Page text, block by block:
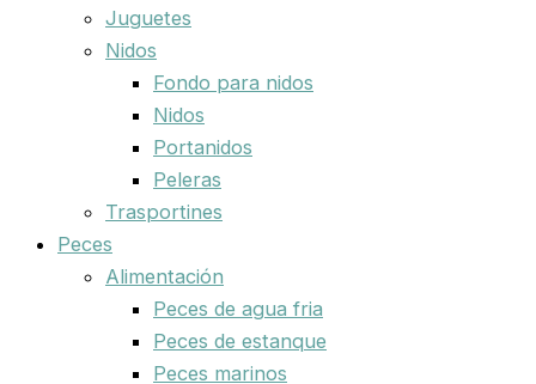
Juguetes
Nidos
Fondo para nidos
Nidos
Portanidos
Peleras
Trasportines
Peces
Alimentación
Peces de agua fria
Peces de estanque
Peces marinos